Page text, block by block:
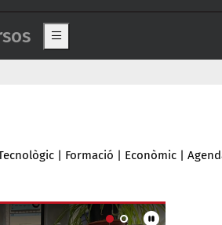
de l'encapçalament
Show main menu
| Formació | Econòmic |